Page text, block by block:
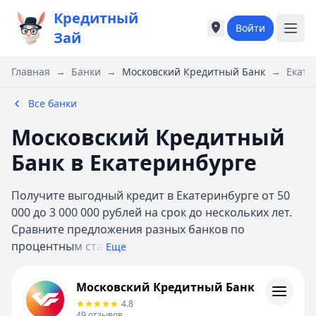
Кредитный
Зай
Города России
Москва
Е
Екатеринбург
К
Казань
Красноярск
М
Москва
Новосибирск
Города России
Москва
Е
Екатеринбург
К
Казань
Красноярск
М
Москва
Новосибирск
Войти
Главная → Банки → Московский Кредитный Банк →
Все банки
Московский Кредитный
Банк в Екатеринбурге
Получите выгодный кредит в Екатеринбурге от 50
000 до 3 000 000 рублей на срок до нескольких лет.
Сравните предложения разных банков по
процентным ста Еще
Кредиты
Отзывы
Московский Кредитный Банк
4.8